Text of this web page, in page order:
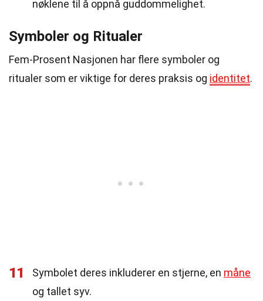
nøklene til å oppnå guddommelighet.
Symboler og Ritualer
Fem-Prosent Nasjonen har flere symboler og
ritualer som er viktige for deres praksis og identitet.
11 Symbolet deres inkluderer en stjerne, en måne
og tallet syv.